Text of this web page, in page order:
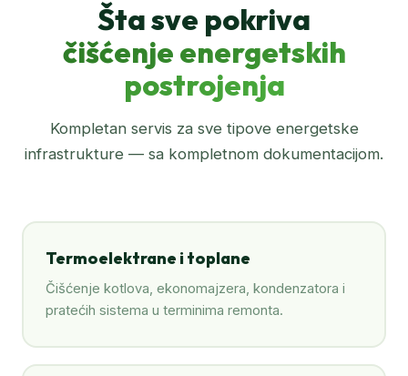
Šta sve pokriva
čišćenje energetskih
postrojenja
Kompletan servis za sve tipove energetske
infrastrukture — sa kompletnom dokumentacijom.
Termoelektrane i toplane
Čišćenje kotlova, ekonomajzera, kondenzatora i
pratećih sistema u terminima remonta.